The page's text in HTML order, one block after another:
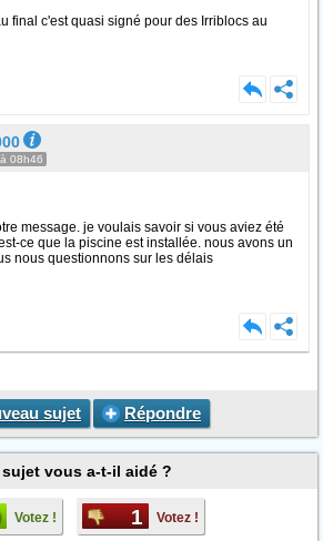
final c'est quasi signé pour des Irriblocs au
08h46
message. je voulais savoir si vous aviez été
ce que la piscine est installée. nous avons un
nous questionnons sur les délais
sujet Répondre
sujet vous a-t-il aidé ?
Votez ! 1 Votez !